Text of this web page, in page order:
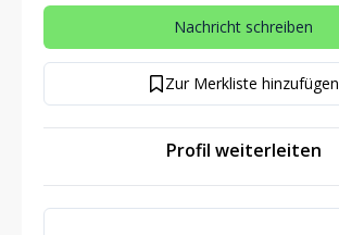
Nachricht schreiben
Zur Merkliste hinzufügen
Profil weiterleiten